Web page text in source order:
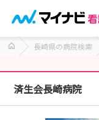
長崎県の病院検索
済生会長崎病院